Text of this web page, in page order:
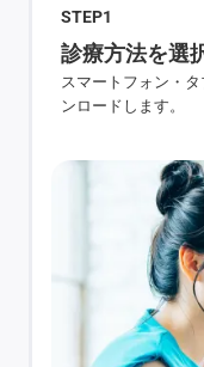
STEP1
診療方法を選
スマートフォン・
ンロードします。